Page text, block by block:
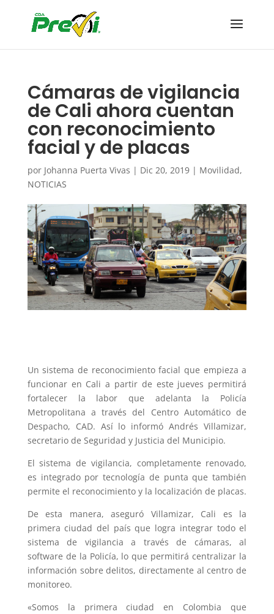
Cámaras de vigilancia
de Cali ahora cuentan
con reconocimiento
facial y de placas
por Johanna Puerta Vivas | Dic 20, 2019| Movilidad,
NOTICIAS
Un sistema de reconocimiento facial que empieza a
funcionar en Cali a partir de este jueves permitirá
fortalecer la labor que adelanta la Policía
Metropolitana a través del Centro Automático de
Despacho, CAD. Así lo informó Andrés Villamizar,
secretario de Seguridad y Justicia del Municipio.
El sistema de vigilancia, completamente renovado,
es integrado por tecnología de punta que también
permite el reconocimiento y la localización de placas.
De esta manera, aseguró Villamizar, Cali es la
primera ciudad del país que logra integrar todo el
sistema de vigilancia a través de cámaras, al
software de la Policía, lo que permitirá centralizar la
información sobre delitos, directamente al centro de
monitoreo.
«Somos la primera ciudad en Colombia que